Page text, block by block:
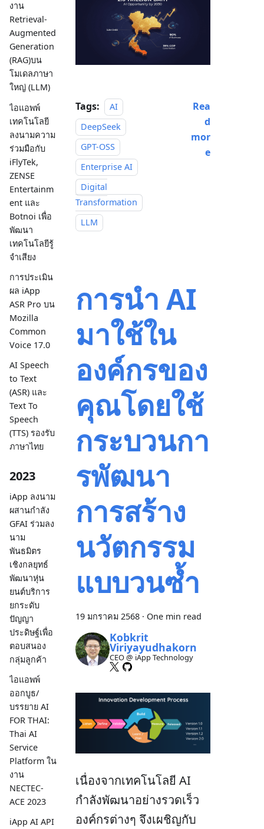
งาน
Retrieval-
Augmented
Generation
(RAG)บน
โมเดลภาษา
ใหญ่ (LLM)
ไอแอพพ์
เทคโนโลยี
ลงนามความ
ร่วมมือกับ
iFlyTek,
ZENSE
Entertainm
ent และ
Botnoi เพื่อ
พัฒนา
เทคโนโลยีรู้
จำเสียง
การประเมิน
ผล iApp
ASR Pro บน
Mozilla
Common
Voice 17.0
AI Speech
to Text
(ASR) และ
Text To
Speech
(TTS) รองรับ
ภาษาไทย
2023
iApp ลงนาม
ผสานกำลัง
GFAI ร่วมลง
นาม
พันธมิตร
เชิงกลยุทธ์
พัฒนาหุ่น
ยนต์บริการ
ยกระดับ
ปัญญา
ประดิษฐ์เพื่อ
ตอบสนอง
กลุ่มลูกค้า
ไอแอพพ์
ออกบูธ/
บรรยาย AI
FOR THAI:
Thai AI
Service
Platform ใน
งาน
NECTEC-
ACE 2023
iApp AI API
Tags:
AI
DeepSeek
GPT-OSS
Enterprise AI
Digital
Transformation
LLM
Rea
d
mor
e
การนำ AI
มาใช้ใน
องค์กรของ
คุณโดยใช้
กระบวนกา
รพัฒนา
การสร้าง
นวัตกรรม
แบบวนซ้ำ
19 มกราคม 2568 · One min read
Kobkrit
Viriyayudhakorn
CEO @ iApp Technology
เนื่องจากเทคโนโลยี AI
กำลังพัฒนาอย่างรวดเร็ว
องค์กรต่างๆ จึงเผชิญกับ